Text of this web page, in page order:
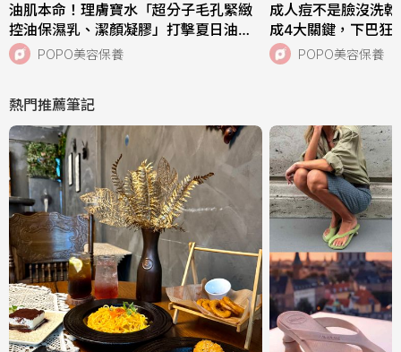
油肌本命！理膚寶水「超分子毛孔緊緻
控油保濕乳、潔顏凝膠」打擊夏日油痘
危機，跨界聯名《小小兵與大怪獸》超
萌周邊快來收藏！
POPO美容保養
成人痘不是臉沒洗
成4大關鍵，下巴狂
中，SISLEY植物極
次搞定痘肌！
POPO美容保養
熱門推薦筆記